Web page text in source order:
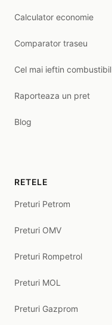
Calculator economie
Comparator traseu
Cel mai ieftin combustibil
Raporteaza un pret
Blog
RETELE
Preturi Petrom
Preturi OMV
Preturi Rompetrol
Preturi MOL
Preturi Gazprom